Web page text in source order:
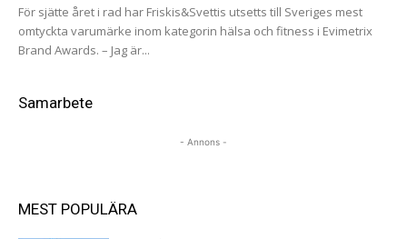
För sjätte året i rad har Friskis&Svettis utsetts till Sveriges mest
omtyckta varumärke inom kategorin hälsa och fitness i Evimetrix
Brand Awards. – Jag är...
Samarbete
- Annons -
MEST POPULÄRA